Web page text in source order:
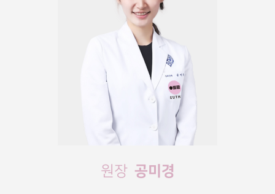
원장 공미경